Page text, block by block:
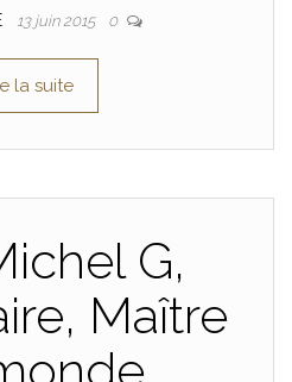
13 juin 2015 0
la suite
G,
Maître